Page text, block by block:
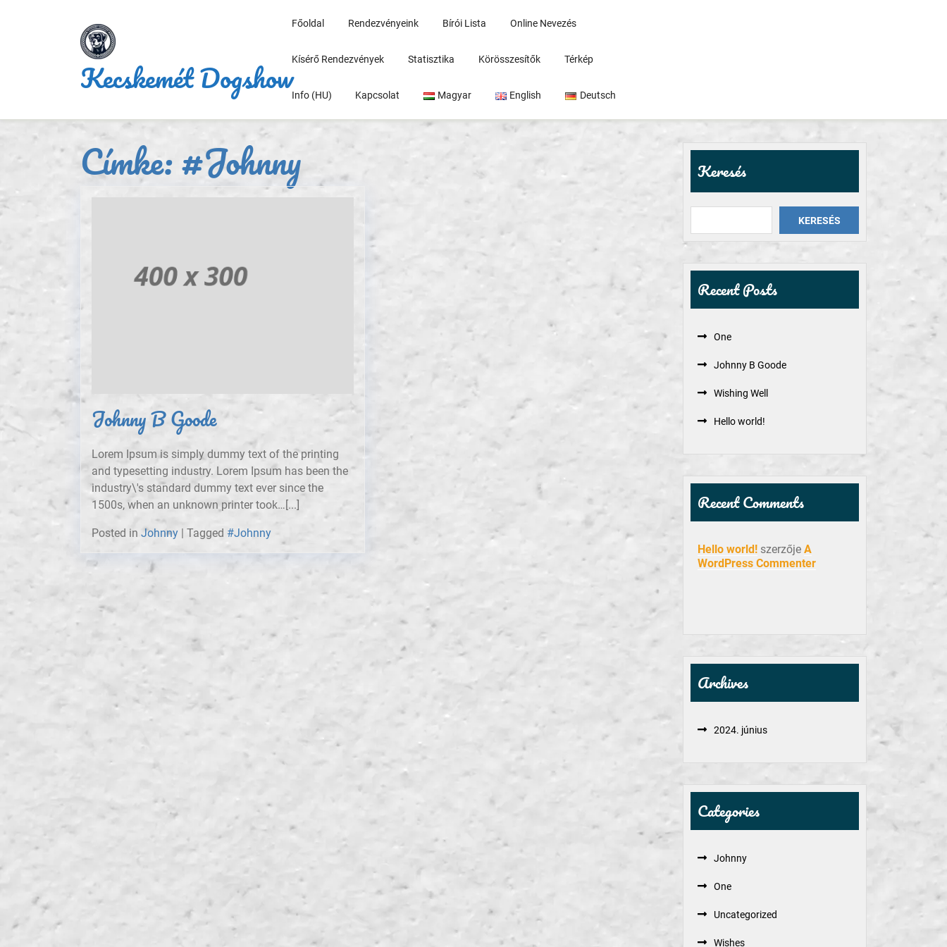
Kecskemét Dogshow
Főoldal Rendezvényeink Bírói Lista Online Nevezés
Kísérő Rendezvények Statisztika Körösszesítők Térkép
Info (HU) Kapcsolat Magyar English Deutsch
Címke:#Johnny
Johnny B Goode
Lorem Ipsum is simply dummy text of the printing
and typesetting industry. Lorem Ipsum has been the
industry\'s standard dummy text ever since the
1500s, when an unknown printer took…[...]
Posted in Johnny | Tagged #Johnny
Keresés
KERESÉS
Recent Posts
One
Johnny B Goode
Wishing Well
Hello world!
Recent Comments
Hello world! szerzője A
WordPress Commenter
Archives
2024. június
Categories
Johnny
One
Uncategorized
Wishes